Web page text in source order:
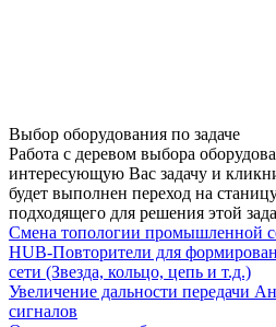
Выбор оборудования по задаче
Работа с деревом выбора
интересующую Вас задачу и
будет выполнен переход на
подходящего для решения этой
Смена топологии промышленной
HUB-Повторители для
сети (Звезда, кольцо, цепь и т.д.)
Увеличение дальности передачи
сигналов